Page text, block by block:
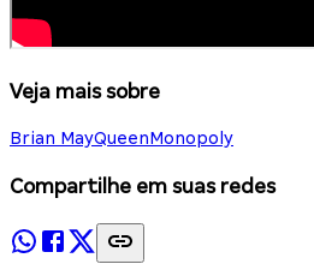
Veja mais sobre
Brian MayQueenMonopoly
Compartilhe em suas redes